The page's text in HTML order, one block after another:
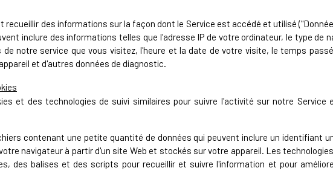
recueillir des informations sur la façon dont le Service est accédé et utilisé
inclure des informations telles que l'adresse IP de votre ordinateur, le type de
de notre service que vous visitez, l'heure et la date de votre visite, le temps
et d'autres données de diagnostic.
et des technologies de suivi similaires pour suivre l'activité sur notre Service
contenant une petite quantité de données qui peuvent inclure un identifiant
navigateur à partir d'un site Web et stockés sur votre appareil. Les
des balises et des scripts pour recueillir et suivre l'information et pour